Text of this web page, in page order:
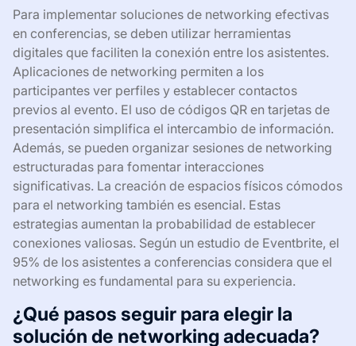
Para implementar soluciones de networking efectivas
en conferencias, se deben utilizar herramientas
digitales que faciliten la conexión entre los asistentes.
Aplicaciones de networking permiten a los
participantes ver perfiles y establecer contactos
previos al evento. El uso de códigos QR en tarjetas de
presentación simplifica el intercambio de información.
Además, se pueden organizar sesiones de networking
estructuradas para fomentar interacciones
significativas. La creación de espacios físicos cómodos
para el networking también es esencial. Estas
estrategias aumentan la probabilidad de establecer
conexiones valiosas. Según un estudio de Eventbrite, el
95% de los asistentes a conferencias considera que el
networking es fundamental para su experiencia.
¿Qué pasos seguir para elegir la
solución de networking adecuada?